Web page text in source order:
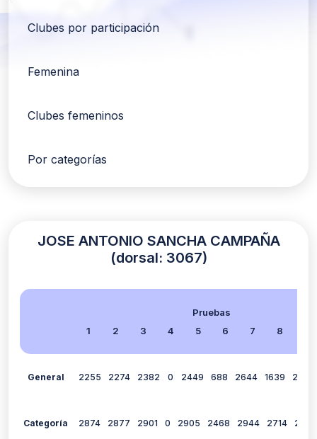
Clubes por participación
Femenina
Clubes femeninos
Por categorías
JOSE ANTONIO SANCHA CAMPAÑA
(dorsal: 3067)
Pruebas
1
2 3 4 5 6 7 8
General 2255 2274 2382 0 2449 688 2644 1639 2527
Categoría 2874 2877 2901 0 2905 2468 2944 2714 2917